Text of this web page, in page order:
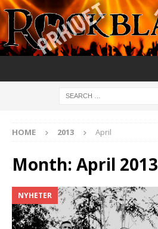
HOME 2013 April
Month: April 2013
NYHETER